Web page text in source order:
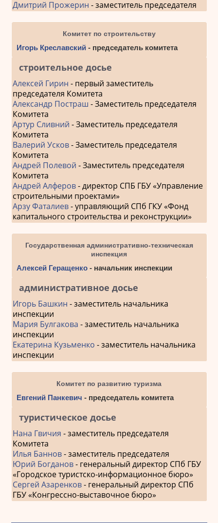
Дмитрий Прожерин - заместитель председателя
Комитет по строительству
Игорь Креславский - председатель комитета
строительное досье
Алексей Гирин - первый заместитель
председателя Комитета
Александр Постраш - Заместитель председателя
Комитета
Артур Сливний - Заместитель председателя
Комитета
Валерий Усков- Заместитель председателя
Комитета
Андрей Полевой - Заместитель председателя
Комитета
Андрей Алферов- директор СПБ ГБУ «Управление
строительными проектами»
Арзу Фаталиев- управляющий СПб ГКУ «Фонд
капитального строительства и реконструкции»
Государственная административно-техническая
инспекция
Алексей Геращенко- начальник инспекции
административное досье
Игорь Башкин - заместитель начальника
инспекции
Мария Булгакова - заместитель начальника
инспекции
Екатерина Кузьменко - заместитель начальника
инспекции
Комитет по развитию туризма
Евгений Панкевич - председатель комитета
туристическое досье
Нана Гвичия - заместитель председателя
Комитета
Илья Баннов- заместитель председателя
Юрий Богданов- генеральный директор СПб ГБУ
«Городское туристско-информационное бюро»
Сергей Азаренков- генеральный директор СПб
ГБУ «Конгрессно-выставочное бюро»